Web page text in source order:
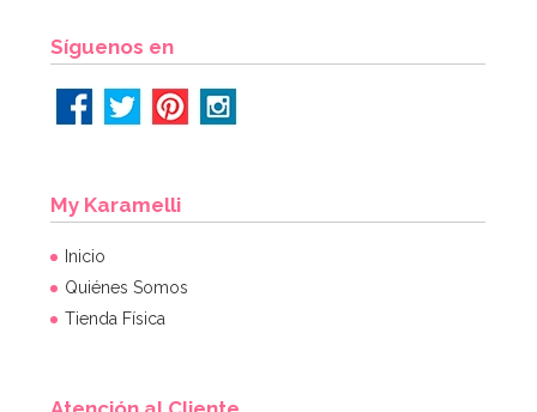
Síguenos en
My Karamelli
Inicio
Quiénes Somos
Tienda Física